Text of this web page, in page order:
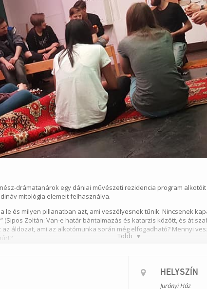
Több
drámatanárok egy dániai művészeti rezidencia program
mitológia elemeit felhasználva.
le és milyen pillanatban azt, ami veszélyesnek tűnik. Nincsenek
(Sipos Zoltán: Van-e határ bántalmazás és katarzis között, és át
az áldozat, ami az alkotómunka során még elfogadható? Mennyi
HELYSZÍN
Jurányi Ház